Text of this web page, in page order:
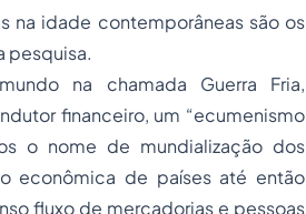
na idade contemporâneas são os
pesquisa.
na chamada Guerra Fria,
financeiro, um “ecumenismo
o nome de mundialização dos
econômica de países até então
fluxo de mercadorias e pessoas